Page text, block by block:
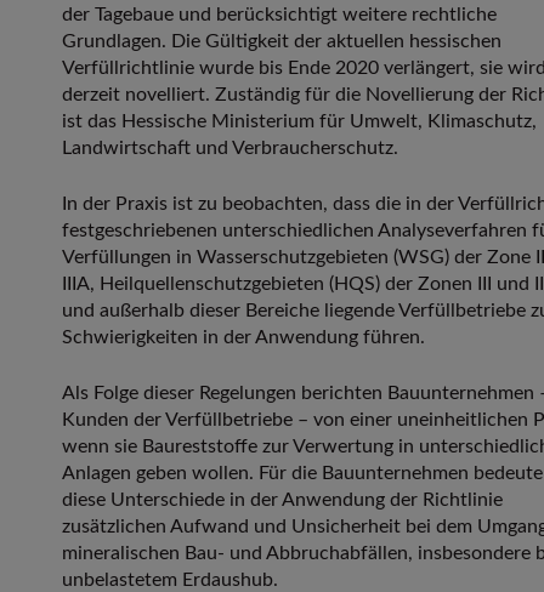
der Tagebaue und berücksichtigt weitere rechtliche
Grundlagen. Die Gültigkeit der aktuellen hessischen
Verfüllrichtlinie wurde bis Ende 2020 verlängert, sie
derzeit novelliert. Zuständig für die Novellierung der
ist das Hessische Ministerium für Umwelt, Klimaschutz,
Landwirtschaft und Verbraucherschutz.
In der Praxis ist zu beobachten, dass die in der
festgeschriebenen unterschiedlichen Analyseverfahren
Verfüllungen in Wasserschutzgebieten (WSG) der Zone
IIIA, Heilquellenschutzgebieten (HQS) der Zonen III und
und außerhalb dieser Bereiche liegende Verfüllbetriebe
Schwierigkeiten in der Anwendung führen.
Als Folge dieser Regelungen berichten Bauunternehmen
Kunden der Verfüllbetriebe – von einer uneinheitlichen
wenn sie Baureststoffe zur Verwertung in
Anlagen geben wollen. Für die Bauunternehmen
diese Unterschiede in der Anwendung der Richtlinie
zusätzlichen Aufwand und Unsicherheit bei dem
mineralischen Bau- und Abbruchabfällen, insbesondere
unbelastetem Erdaushub.